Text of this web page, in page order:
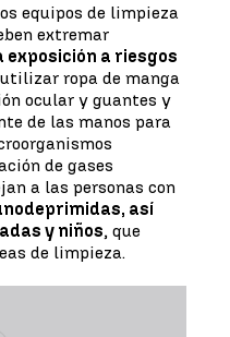
equipos de limpieza
extremar
exposición a riesgos
ropa de manga
ocular y guantes y
de las manos para
de gases
a las personas con
así
y niños, que
de limpieza.